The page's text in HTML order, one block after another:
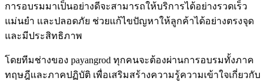
การอบรมมาเป็นอย่างดีจะสามารถให้บริการได้อย่างรวดเร็ว
แม่นยำ และปลอดภัย ช่วยแก้ไขปัญหาให้ลูกค้าได้อย่างตรงจุด
และมีประสิทธิภาพ
โดยทีมช่างของ payangrod ทุกคนจะต้องผ่านการอบรมทั้งภาค
ทฤษฎีและภาคปฏิบัติ เพื่อเสริมสร้างความรู้ความเข้าใจเกี่ยวกับ